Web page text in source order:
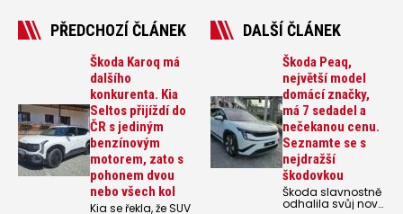
PŘEDCHOZÍ ČLÁNEK
Škoda Karoq má
dalšího
konkurenta. Kia
Seltos přijíždí do
ČR s jediným
benzínovým
motorem, zato s
pohonem dvou
nebo všech kol
Kia se řekla, že SUV
DALŠÍ ČLÁNEK
Škoda Peaq,
největší model
domácí značky,
má 7 sedadel a
nečekanou cenu.
Seznamte se s
nejdražší
škodovkou
Škoda slavnostně
odhalila svůj nový